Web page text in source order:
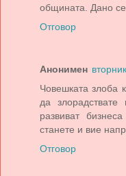
общината. Дано се
Отговор
Анонимен
Човешката злоба
да
развиват
станете и вие
Отговор